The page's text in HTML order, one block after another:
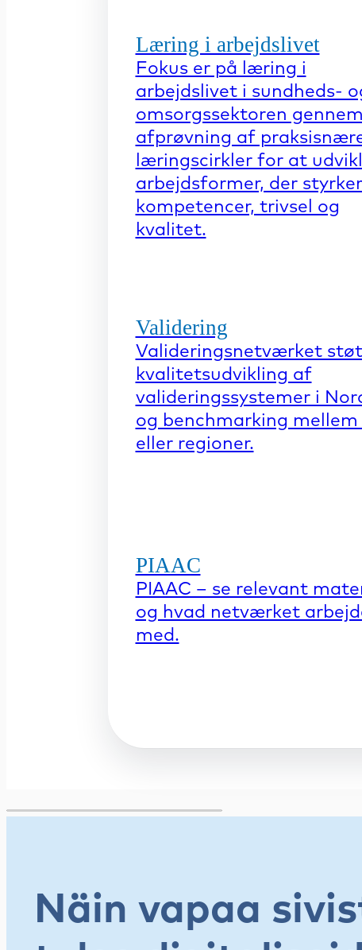
Læring i arbejdslivet
Fokus er på læring i
arbejdslivet i sundheds-
omsorgssektoren gennem
afprøvning af
læringscirkler for at
arbejdsformer, der styrker
kompetencer, trivsel og
kvalitet.
Validering
Valideringsnetværket
kvalitetsudvikling af
valideringssystemer i
og benchmarking mellem
eller regioner.
PIAAC
PIAAC – se relevant
og hvad netværket
med.
Näin vapaa